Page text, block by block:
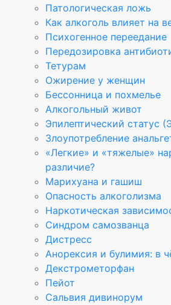
Патологическая ложь
Как алкоголь влияет на
Психогенное переедание
Передозировка
Тетурам
Ожирение у женщин
Бессонница и похмелье
Алкогольный живот
Эпилептический статус
Злоупотребление
«Легкие» и «тяжелые»
различие?
Марихуана и гашиш
Опасность алкоголизма
Наркотическая
Синдром самозванца
Дистресс
Анорексия и булимия: в
Декстрометорфан
Пейот
Сальвия дивинорум